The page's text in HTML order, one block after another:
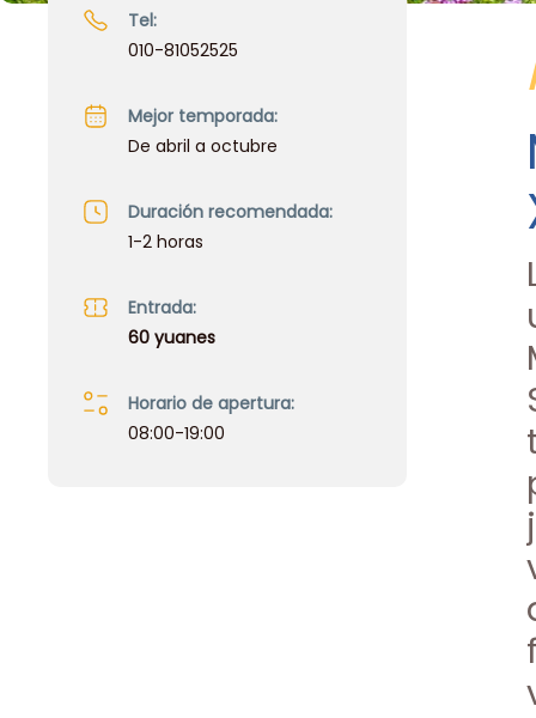
Tel:
010-81052525
Mejor temporada:
De abril a octubre
Duración recomendada:
1-2 horas
Entrada:
60 yuanes
Horario de apertura:
08:00-19:00